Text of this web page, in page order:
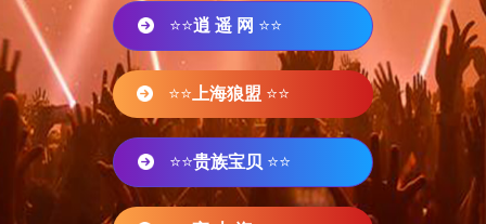
⭐⭐逍 遥 网 ⭐⭐
⭐⭐ 上海狼盟 ⭐⭐
⭐⭐贵族宝贝 ⭐⭐